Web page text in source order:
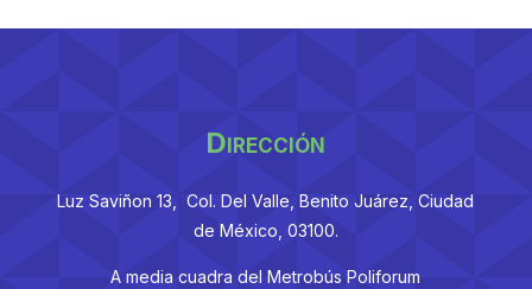
Dirección
Luz Saviñon 13, Col. Del Valle, Benito Juárez, Ciudad
de México, 03100.
A media cuadra del Metrobús Poliforum